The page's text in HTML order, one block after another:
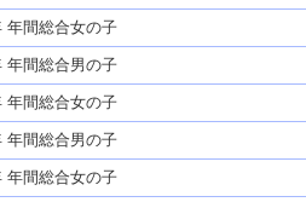
年間総合女の子
年間総合男の子
年間総合女の子
年間総合男の子
年間総合女の子